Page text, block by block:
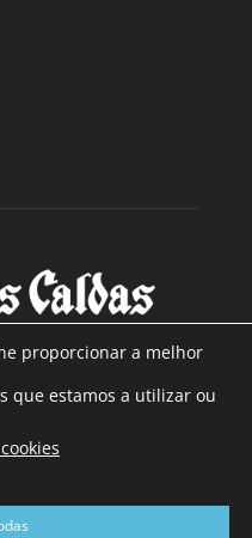
e mais de 90 anos de
de 40.000 leitores por
distribuição em Portugal
proporcionar a melhor
que estamos a utilizar ou